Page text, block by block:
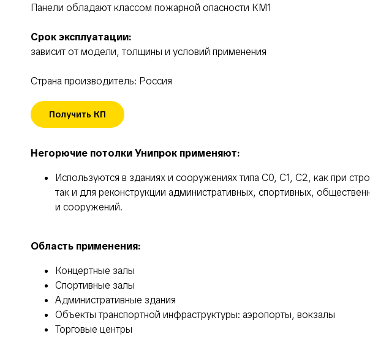
Панели обладают классом пожарной опасности КМ1
Срок эксплуатации:
зависит от модели, толщины и условий применения
Страна производитель: Россия
Получить КП
Негорючие потолки Унипрок применяют:
Используются в зданиях и сооружениях типа С0, С1, С2, как при
так и для реконструкции административных, спортивных,
и сооружений.
Область применения:
Концертные залы
Спортивные залы
Административные здания
Объекты транспортной инфраструктуры: аэропорты, вокзалы
Торговые центры